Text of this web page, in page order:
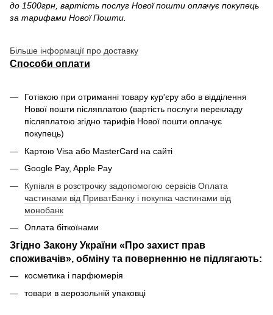
до 1500грн, вартість послуг Нової пошти оплачує покупець
за тарифами Нової Пошти.
Більше інформації про доставку
Способи оплати
Готівкою при отриманні товару кур'єру або в відділення
Нової пошти післяплатою (вартість послуги перекладу
післяплатою згідно тарифів Нової пошти оплачує
покупець)
Картою Visa або MasterCard на сайті
Google Pay, Apple Pay
Купівля в розстрочку задопомогою сервісів Оплата
частинами від ПриватБанку і покупка частинами від
монобанк
Оплата біткоїнами
Згідно Закону України «Про захист прав
споживачів», обміну та поверненню не підлягають:
косметика і парфюмерія
товари в аерозольній упаковці